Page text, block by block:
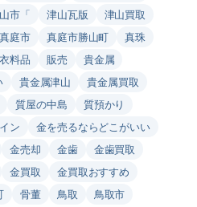
市「 津山瓦版
津山買取
真庭市 真庭市勝山町
真珠
衣料品 販売
貴金属
貴金属津山
貴金属買取
質屋の中島
質預かり
ン
金を売るならどこがいい
金売却 金歯
金歯買取
金買取
金買取おすすめ
骨董 鳥取
鳥取市